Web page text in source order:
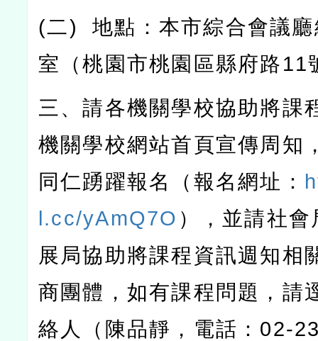
(二)地點：本市綜合會議
室（桃園市桃園區縣府路11
三、請各機關學校協助將課
機關學校網站首頁宣傳周知
同仁踴躍報名（報名網址：
l.cc/yAmQ7O ），並請社
展局協助將課程資訊週知相
商團體，如有課程問題，請
絡人（陳品靜，電話： 02-